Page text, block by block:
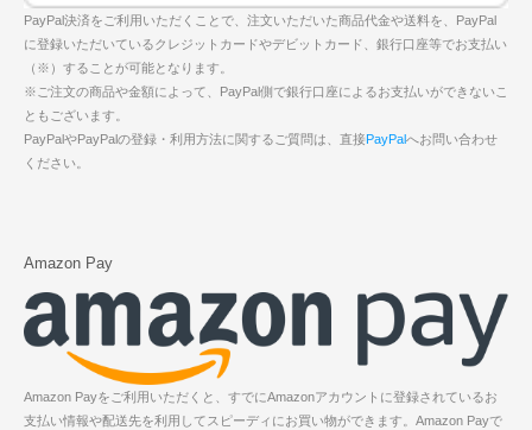
PayPal決済をご利用いただくことで、注文いただいた商品代金や送料を、PayPal
に登録いただいているクレジットカードやデビットカード、銀行口座等でお支払い
（※）することが可能となります。
※ご注文の商品や金額によって、PayPal側で銀行口座によるお支払いができないこ
ともございます。
PayPalやPayPalの登録・利用方法に関するご質問は、直接PayPalへお問い合わせ
ください。
Amazon Pay
Amazon Payをご利用いただくと、すでにAmazonアカウントに登録されているお
支払い情報や配送先を利用してスピーディにお買い物ができます。Amazon Payで